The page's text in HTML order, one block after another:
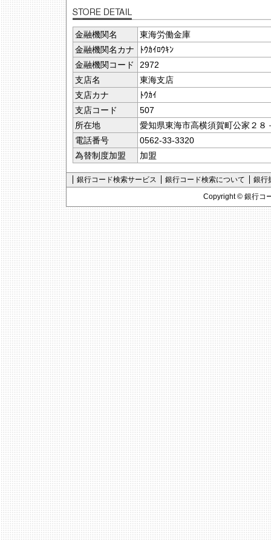
金融機関名
東海労働金庫
金融機関名カナ
ﾄｳｶｲﾛｳｷﾝ
金融機関コード
2972
支店名
東海支店
支店カナ
ﾄｳｶｲ
支店コード
507
所在地
愛知県東海市高横須賀町公家２８
電話番号
0562-33-3320
為替制度加盟
加盟
銀行コード検索サービス 銀行コード検索について
銀行
Copyright © 銀行コ